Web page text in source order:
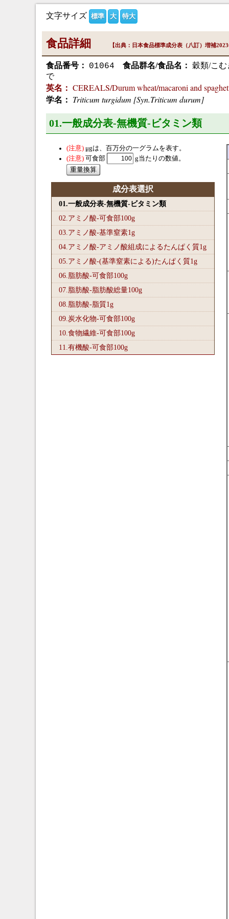
文字サイズ 標準 大 特大
食品詳細 【出典：日本食品標準成分表（八訂）増補
食品番号： 01064 食品群名/食品名： 穀類/こ
で
英名： CEREALS/Durum wheat/macaroni and
学名： Triticum turgidum [Syn.Triticum durum]
01.一般成分表-無機質-ビタミン類
μgは、百万分の一グラムを表す。
可食部
g当たりの数値。
成分表選択
01.一般成分表-無機質-ビタミン類
02.アミノ酸-可食部100g
03.アミノ酸-基準窒素1g
04.アミノ酸-アミノ酸組成によるたんぱく質1g
05.アミノ酸-(基準窒素による)たんぱく質1g
06.脂肪酸-可食部100g
07.脂肪酸-脂肪酸総量100g
08.脂肪酸-脂質1g
09.炭水化物-可食部100g
10.食物繊維-可食部100g
11.有機酸-可食部100g